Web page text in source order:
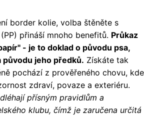
border kolie, volba štěněte s
přináší mnoho benefitů. Průkaz
- je to doklad o původu psa,
původu jeho předků. Získáte tak
pochází z prověřeného chovu, kde
zdraví, povaze a exteriéru.
přísným pravidlům a
klubu, čímž je zaručena určitá